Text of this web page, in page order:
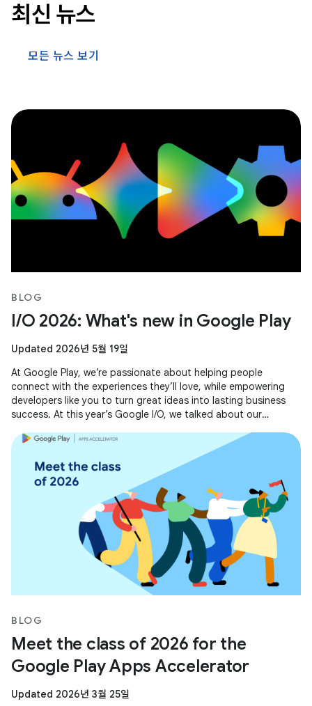
최신 뉴스
모든 뉴스 보기
BLOG
I/O 2026: What's new in Google Play
Updated 2026년 5월 19일
At Google Play, we’re passionate about helping people
connect with the experiences they’ll love, while empowering
developers like you to turn great ideas into lasting business
success. At this year’s Google I/O, we talked about our
BLOG
Meet the class of 2026 for the
Google Play Apps Accelerator
Updated 2026년 3월 25일